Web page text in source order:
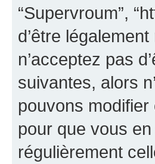
“Supervroum”,
d’être
n’acceptez pas
suivantes, alors
pouvons
pour que vous
régulièrement